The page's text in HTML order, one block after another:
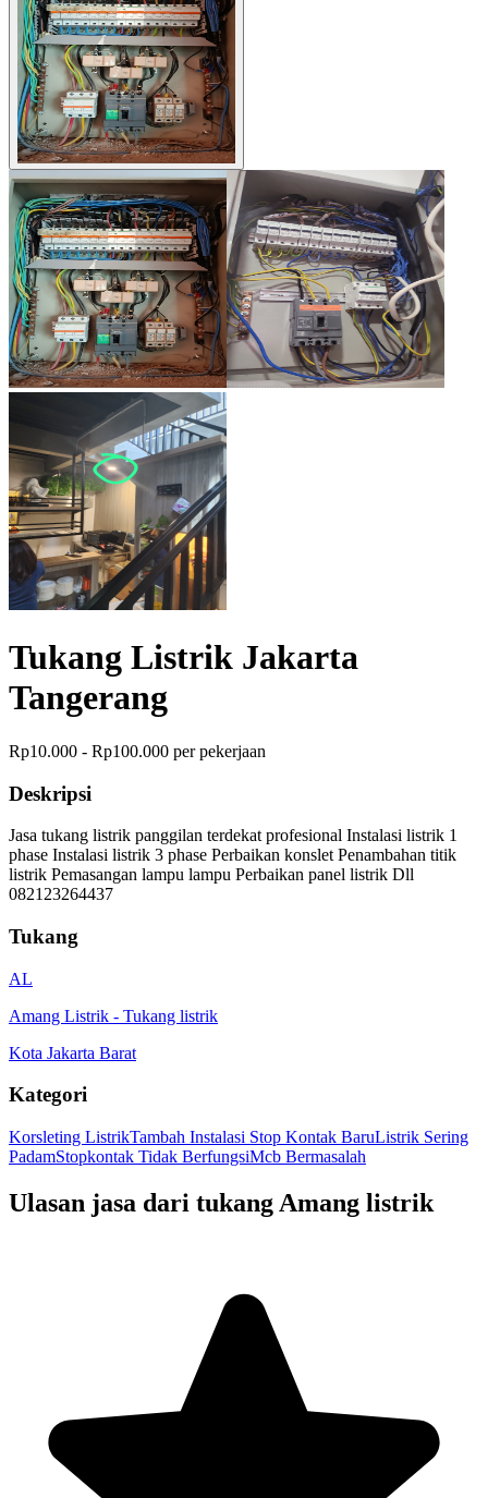
Tukang Listrik Jakarta
Tangerang
Rp10.000 - Rp100.000 per pekerjaan
Deskripsi
Jasa tukang listrik panggilan terdekat profesional Instalasi listrik 1
phase Instalasi listrik 3 phase Perbaikan konslet Penambahan titik
listrik Pemasangan lampu lampu Perbaikan panel listrik Dll
082123264437
Tukang
AL
Amang Listrik - Tukang listrik
Kota Jakarta Barat
Kategori
Korsleting ListrikTambah Instalasi Stop Kontak BaruListrik Sering
PadamStopkontak Tidak BerfungsiMcb Bermasalah
Ulasan jasa dari tukang Amang listrik